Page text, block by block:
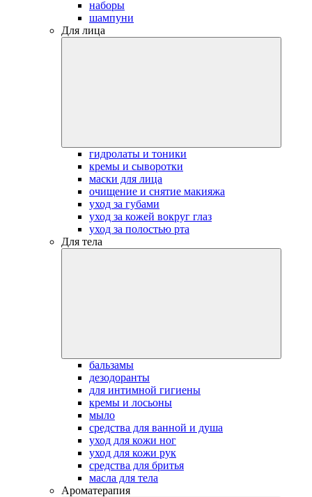
наборы
шампуни
Для лица
гидролаты и тоники
кремы и сыворотки
маски для лица
очищение и снятие макияжа
уход за губами
уход за кожей вокруг глаз
уход за полостью рта
Для тела
бальзамы
дезодоранты
для интимной гигиены
кремы и лосьоны
мыло
средства для ванной и душа
уход для кожи ног
уход для кожи рук
средства для бритья
масла для тела
Ароматерапия